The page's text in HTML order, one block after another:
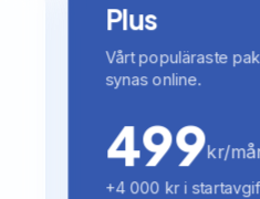
Plus
Vårt populäraste
synas online.
499kr/
+4 000 kr i